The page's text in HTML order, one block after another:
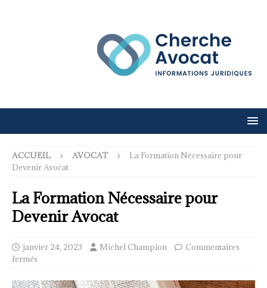
ACCUEIL AVOCAT
La Formation Nécessaire pour
Devenir Avocat
La Formation Nécessaire pour
Devenir Avocat
janvier 24, 2023 Michel Champion
Commentaires
fermés